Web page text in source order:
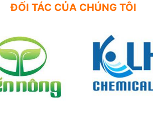
ĐỐI TÁC CỦA CHÚNG TÔI